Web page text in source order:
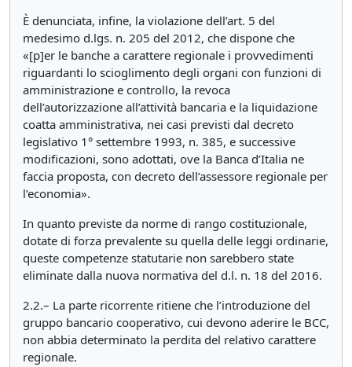
È denunciata, infine, la violazione dell’art. 5 del
medesimo d.lgs. n. 205 del 2012, che dispone che
«[p]er le banche a carattere regionale i provvedimenti
riguardanti lo scioglimento degli organi con funzioni di
amministrazione e controllo, la revoca
dell’autorizzazione all’attività bancaria e la liquidazione
coatta amministrativa, nei casi previsti dal decreto
legislativo 1° settembre 1993, n. 385, e successive
modificazioni, sono adottati, ove la Banca d’Italia ne
faccia proposta, con decreto dell’assessore regionale per
l’economia».
In quanto previste da norme di rango costituzionale,
dotate di forza prevalente su quella delle leggi ordinarie,
queste competenze statutarie non sarebbero state
eliminate dalla nuova normativa del d.l. n. 18 del 2016.
2.2.– La parte ricorrente ritiene che l’introduzione del
gruppo bancario cooperativo, cui devono aderire le BCC,
non abbia determinato la perdita del relativo carattere
regionale.